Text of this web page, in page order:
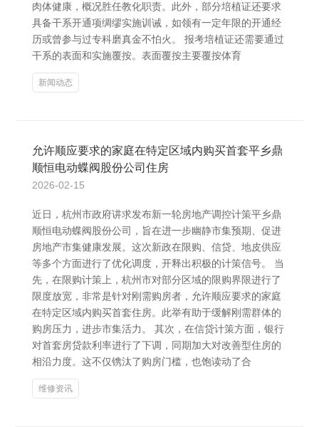
肉体健康，概况胜任教化职责。此外，部分培植证还要求
具备干系开通项绸缪实施训诫，如领有一定年限的开通经
历或曾参与过专科磨真金不怕火。 报考培植证还需要通过
干系的表面和实施覆按。表面覆按主要覆按体育
新闻动态
允许顺应要求的家庭在特定区域内购买首套平乡鼎
顺恒电动蝶阀股份公司住房
2026-02-15
近日，杭州市政府讲求发布新一轮房地产调控计策平乡鼎
顺恒电动蝶阀股份公司，旨在进一步幽静市集预期、促进
房地产市集健康发展。这次新政在限购、信贷、地皮供应
等多个方面进行了优化调度，开释出积极的计策信号。 当
先，在限购计策上，杭州市对部分区域的限购界限进行了
限度放宽，非常是针对刚需购房者，允许顺应要求的家庭
在特定区域内购买首套住房。此举有助于缓解刚需群体的
购房压力，进步市集活力。 其次，在信贷计策方面，银行
对首套房贷款利率进行了下调，同期加大对改善型住房的
相沿力度。这不仅镌汰了购房门槛，也饱读动了合
维修资讯